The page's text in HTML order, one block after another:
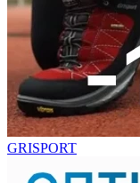
GRISPORT